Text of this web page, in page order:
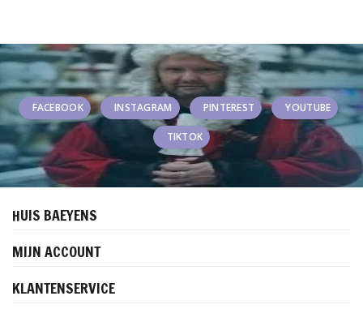
FACEBOOK INSTAGRAM PINTEREST YOUTUBE
TIKTOK
HUIS BAEYENS
MIJN ACCOUNT
KLANTENSERVICE